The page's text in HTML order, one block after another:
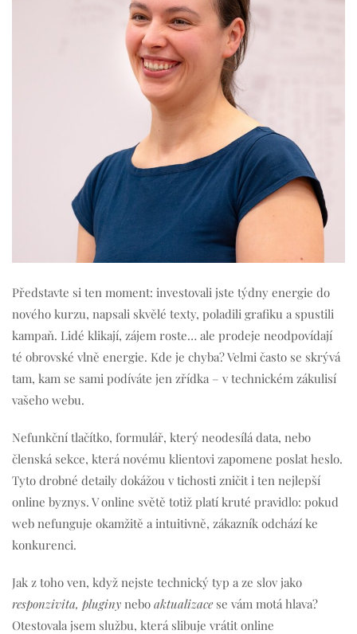
Představte si ten moment: investovali jste týdny energie do
nového kurzu, napsali skvělé texty, poladili grafiku a spustili
kampaň. Lidé klikají, zájem roste… ale prodeje neodpovídají
té obrovské vlně energie. Kde je chyba? Velmi často se skrývá
tam, kam se sami podíváte jen zřídka – v technickém zákulisí
vašeho webu.
Nefunkční tlačítko, formulář, který neodesílá data, nebo
členská sekce, která novému klientovi zapomene poslat heslo.
Tyto drobné detaily dokážou v tichosti zničit i ten nejlepší
online byznys. V online světě totiž platí kruté pravidlo: pokud
web nefunguje okamžitě a intuitivně, zákazník odchází ke
konkurenci.
Jak z toho ven, když nejste technický typ a ze slov jako
responzivita, pluginy nebo aktualizacese vám motá hlava?
Otestovala jsem službu, která slibuje vrátit online